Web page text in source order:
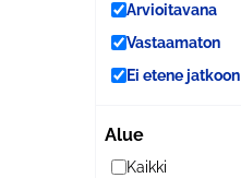
Arvioitavana
Vastaamaton
Ei etene jatkoon
Alue
Kaikki